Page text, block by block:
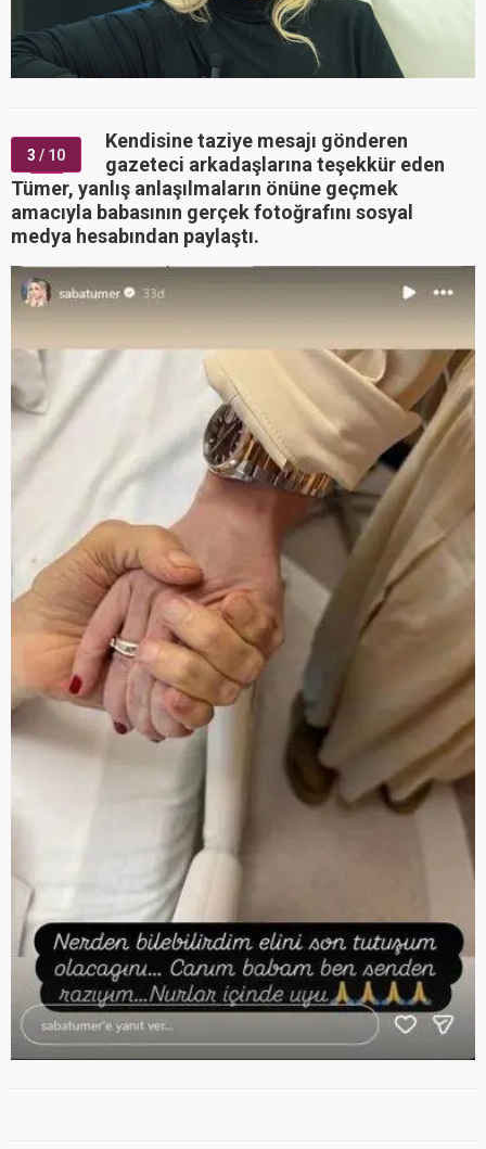
3 / 10
Kendisine taziye mesajı gönderen
gazeteci arkadaşlarına teşekkür eden
Tümer, yanlış anlaşılmaların önüne geçmek
amacıyla babasının gerçek fotoğrafını sosyal
medya hesabından paylaştı.